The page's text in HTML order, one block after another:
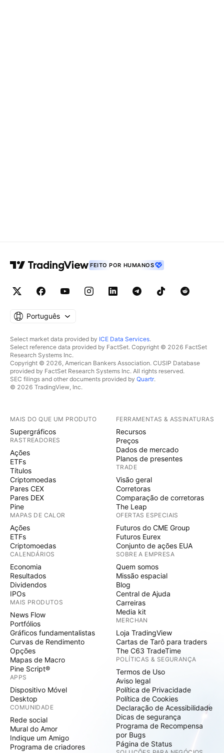
FEITO POR HUMANOS
Português
Select market data provided by ICE Data Services.
Select reference data provided by FactSet. Copyright © 2026 FactSet
Research Systems Inc.
Copyright © 2026, American Bankers Association. CUSIP Database
provided by FactSet Research Systems Inc. All rights reserved.
SEC filings and other documents provided by Quartr.
© 2026 TradingView, Inc.
MAIS DO QUE UM PRODUTO
Supergráficos
RASTREADORES
Ações
ETFs
Títulos
Criptomoedas
Pares CEX
Pares DEX
Pine
MAPAS DE CALOR
Ações
ETFs
Criptomoedas
CALENDÁRIOS
Economia
Resultados
Dividendos
IPOs
MAIS PRODUTOS
News Flow
Portfólios
Gráficos fundamentalistas
Curvas de Rendimento
Opções
Mapas de Macro
Pine Script®
APPS
Dispositivo Móvel
Desktop
COMUNIDADE
Rede social
Mural do Amor
Indique um Amigo
Programa de criadores
FERRAMENTAS & ASSINATURAS
Recursos
Preços
Dados de mercado
Planos de presentes
TRADE
Visão geral
Corretoras
Comparação de corretoras
The Leap
OFERTAS ESPECIAIS
Futuros do CME Group
Futuros Eurex
Conjunto de ações EUA
SOBRE A EMPRESA
Quem somos
Missão espacial
Blog
Central de Ajuda
Carreiras
Media kit
MERCHAN
Loja TradingView
Cartas de Tarô para traders
The C63 TradeTime
POLÍTICAS & SEGURANÇA
Termos de Uso
Aviso legal
Política de Privacidade
Política de Cookies
Declaração de Acessibilidade
Dicas de segurança
Programa de Recompensa
por Bugs
Página de Status